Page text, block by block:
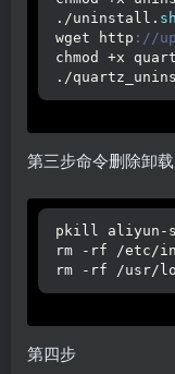
./uninstall. sh
wget http ://
chmod +x
./
第三步命令删除卸
pkill aliyun-
rm -rf /etc/
rm -rf /usr/
第四步